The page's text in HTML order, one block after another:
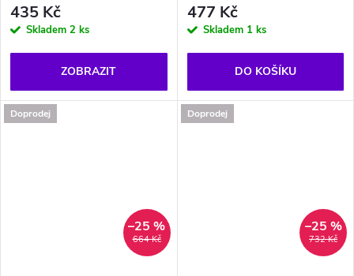
435 Kč
Skladem 2 ks
ZOBRAZIT
477 Kč
Skladem 1 ks
DO KOŠÍKU
Doprodej
664 Kč
–25 %
Doprodej
732 Kč
–25 %